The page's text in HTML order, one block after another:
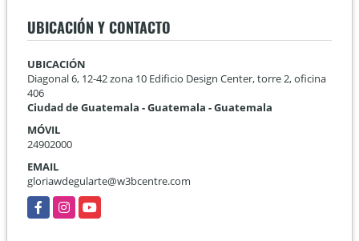
UBICACIÓN Y CONTACTO
UBICACIÓN
Diagonal 6, 12-42 zona 10 Edificio Design Center, torre 2, oficina
406
Ciudad de Guatemala - Guatemala - Guatemala
MÓVIL
24902000
EMAIL
gloriawdegularte@w3bcentre.com
FacebookInstagram
YouTube